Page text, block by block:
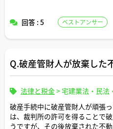
回答 : 5 ベストアンサー
Q.破産管財人が放棄した
法律と税金>宅建業法・民法
破産手続中に破産管財人が頑張
は、裁判所の許可を得ることで
うですが、その後放棄された不